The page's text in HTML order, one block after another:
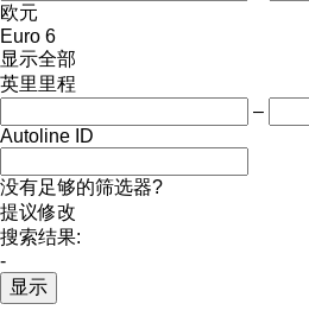
欧元
Euro 6
显示全部
英里里程
–
Autoline ID
没有足够的筛选器?
提议修改
搜索结果:
-
显示